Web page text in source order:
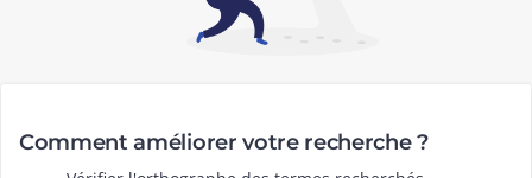
Comment améliorer votre recherche ?